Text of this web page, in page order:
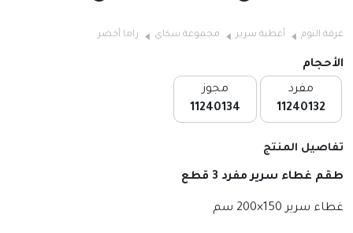
غرفة النوم أغطية سرير مجموعة سكاي راما أخضر
الأحجام
مفرد
11240132
مجوز
11240134
تفاصيل المنتج
طقم غطاء سرير مفرد 3 قطع
غطاء سرير 150×200 سم